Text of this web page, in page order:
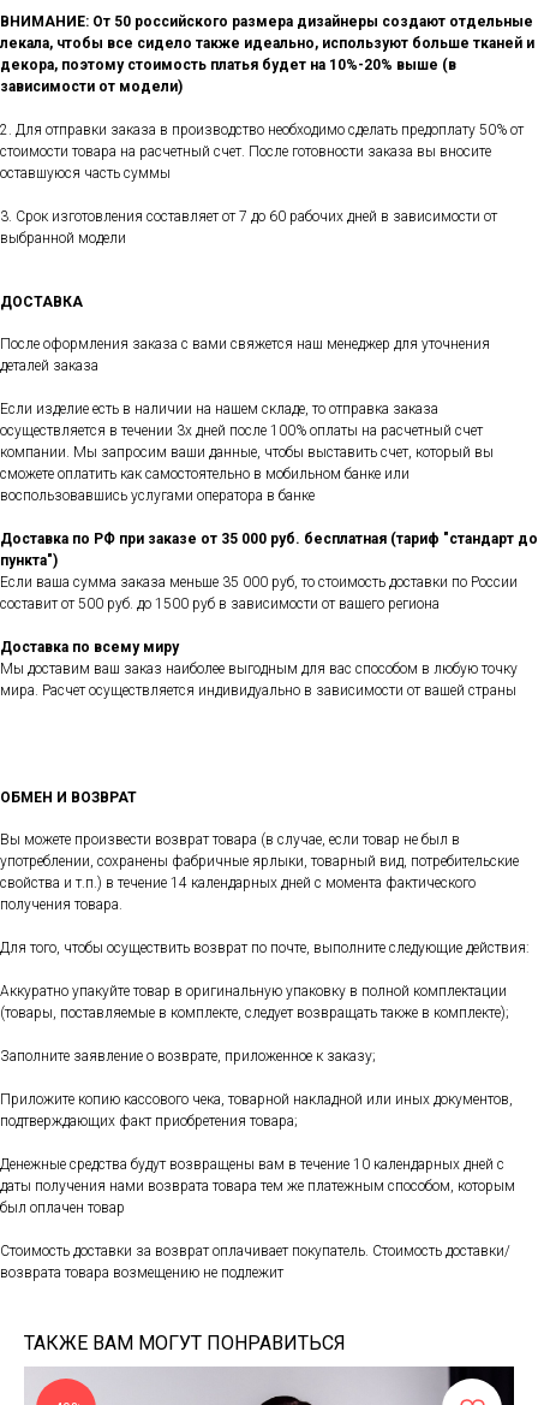
ВНИМАНИЕ: От 50 российского размера дизайнеры создают отдельные
лекала, чтобы все сидело также идеально, используют больше тканей и
декора, поэтому стоимость платья будет на 10%-20% выше (в
зависимости от модели)
2. Для отправки заказа в производство необходимо сделать предоплату 50% от
стоимости товара на расчетный счет. После готовности заказа вы вносите
оставшуюся часть суммы
3. Срок изготовления составляет от 7 до 60 рабочих дней в зависимости от
выбранной модели
ДОСТАВКА
После оформления заказа с вами свяжется наш менеджер для уточнения
деталей заказа
Если изделие есть в наличии на нашем складе, то отправка заказа
осуществляется в течении 3х дней после 100% оплаты на расчетный счет
компании. Мы запросим ваши данные, чтобы выставить счет, который вы
сможете оплатить как самостоятельно в мобильном банке или
воспользовавшись услугами оператора в банке
Доставка по РФ при заказе от 35 000 руб. бесплатная (тариф "стандарт до
пункта")
Если ваша сумма заказа меньше 35 000 руб, то стоимость доставки по России
составит от 500 руб. до 1500 руб в зависимости от вашего региона
Доставка по всему миру
Мы доставим ваш заказ наиболее выгодным для вас способом в любую точку
мира. Расчет осуществляется индивидуально в зависимости от вашей страны
ОБМЕН И ВОЗВРАТ
Вы можете произвести возврат товара (в случае, если товар не был в
употреблении, сохранены фабричные ярлыки, товарный вид, потребительские
свойства и т.п.) в течение 14 календарных дней с момента фактического
получения товара.
Для того, чтобы осуществить возврат по почте, выполните следующие действия:
Аккуратно упакуйте товар в оригинальную упаковку в полной комплектации
(товары, поставляемые в комплекте, следует возвращать также в комплекте);
Заполните заявление о возврате, приложенное к заказу;
Приложите копию кассового чека, товарной накладной или иных документов,
подтверждающих факт приобретения товара;
Денежные средства будут возвращены вам в течение 10 календарных дней с
даты получения нами возврата товара тем же платежным способом, которым
был оплачен товар
Стоимость доставки за возврат оплачивает покупатель. Стоимость доставки/
возврата товара возмещению не подлежит
ТАКЖЕ ВАМ МОГУТ ПОНРАВИТЬСЯ